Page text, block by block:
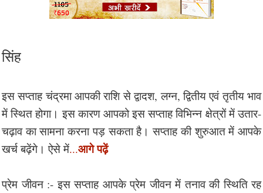
सिंह
इस सप्ताह चंद्रमा आपकी राशि से द्वादश, लग्न, द्वितीय एवं तृतीय भाव
में स्थित होगा। इस कारण आपको इस सप्ताह विभिन्न क्षेत्रों में उतार-
चढ़ाव का सामना करना पड़ सकता है। सप्ताह की शुरुआत में आपके
खर्च बढ़ेंगे। ऐसे में...आगे पढ़ें
प्रेम जीवन :- इस सप्ताह आपके प्रेम जीवन में तनाव की स्थिति रह